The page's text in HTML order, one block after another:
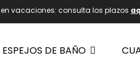
vacaciones: consulta los plazos
ESPEJOS DE BAÑO